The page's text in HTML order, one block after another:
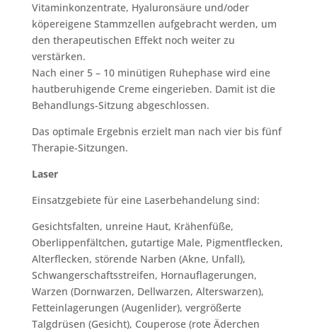
Vitaminkonzentrate, Hyaluronsäure und/oder
köpereigene Stammzellen aufgebracht werden, um
den therapeutischen Effekt noch weiter zu
verstärken.
Nach einer 5 – 10 minütigen Ruhephase wird eine
hautberuhigende Creme eingerieben. Damit ist die
Behandlungs-Sitzung abgeschlossen.
Das optimale Ergebnis erzielt man nach vier bis fünf
Therapie-Sitzungen.
Laser
Einsatzgebiete für eine Laserbehandelung sind:
Gesichtsfalten, unreine Haut, Krähenfüße,
Oberlippenfältchen, gutartige Male, Pigmentflecken,
Alterflecken, störende Narben (Akne, Unfall),
Schwangerschaftsstreifen, Hornauflagerungen,
Warzen (Dornwarzen, Dellwarzen, Alterswarzen),
Fetteinlagerungen (Augenlider), vergrößerte
Talgdrüsen (Gesicht), Couperose (rote Äderchen